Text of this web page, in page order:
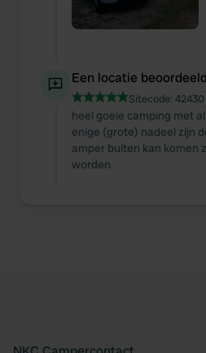
Een locatie beoordeeld
Sitecode: 42430
heel goeie camping met
enige (grote) nadeel zijn
amper buiten kan komen
worden.